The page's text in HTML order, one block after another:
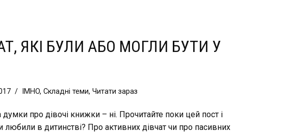
ЯКІ БУЛИ АБО МОГЛИ БУТИ У
IMHO, Складні теми, Читати зараз
про дівочі книжки – ні. Прочитайте поки цей пост і
любили в дитинстві? Про активних дівчат чи про пасивних